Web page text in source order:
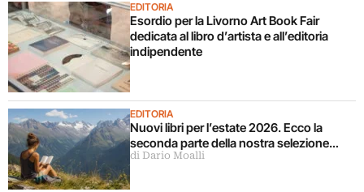
EDITORIA
Esordio per la Livorno Art Book Fair
dedicata al libro d’artista e all’editoria
indipendente
EDITORIA
Nuovi libri per l’estate 2026. Ecco la
seconda parte della nostra selezione…
di Dario Moalli